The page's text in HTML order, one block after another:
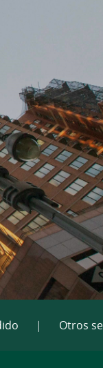
| Otros